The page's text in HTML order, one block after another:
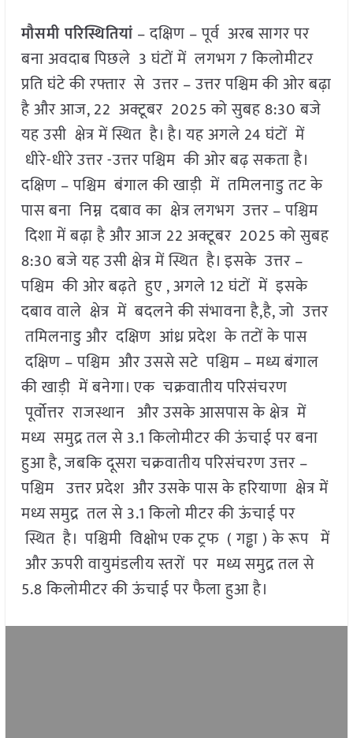
मौसमी परिस्थितियां– दक्षिण – पूर्व अरब सागर पर
बना अवदाब पिछले 3 घंटों में लगभग 7 किलोमीटर
प्रति घंटे की रफ्तार से उत्तर – उत्तर पश्चिम की ओर बढ़ा
है और आज, 22 अक्टूबर 2025 को सुबह 8:30 बजे
यह उसी क्षेत्र में स्थित है। है। यह अगले 24 घंटों में
धीरे-धीरे उत्तर -उत्तर पश्चिम की ओर बढ़ सकता है।
दक्षिण – पश्चिम बंगाल की खाड़ी में तमिलनाडु तट के
पास बना निम्न दबाव का क्षेत्र लगभग उत्तर – पश्चिम
दिशा में बढ़ा है और आज 22 अक्टूबर 2025 को सुबह
8:30 बजे यह उसी क्षेत्र में स्थित है। इसके उत्तर –
पश्चिम की ओर बढ़ते हुए , अगले 12 घंटों में इसके
दबाव वाले क्षेत्र में बदलने की संभावना है,है, जो उत्तर
तमिलनाडु और दक्षिण आंध्र प्रदेश के तटों के पास
दक्षिण – पश्चिम और उससे सटे पश्चिम – मध्य बंगाल
की खाड़ी में बनेगा। एक चक्रवातीय परिसंचरण
पूर्वोत्तर राजस्थान और उसके आसपास के क्षेत्र में
मध्य समुद्र तल से 3.1 किलोमीटर की ऊंचाई पर बना
हुआ है, जबकि दूसरा चक्रवातीय परिसंचरण उत्तर –
पश्चिम उत्तर प्रदेश और उसके पास के हरियाणा क्षेत्र में
मध्य समुद्र तल से 3.1 किलो मीटर की ऊंचाई पर
स्थित है। पश्चिमी विक्षोभ एक ट्रफ ( गड्ढा ) के रूप में
और ऊपरी वायुमंडलीय स्तरों पर मध्य समुद्र तल से
5.8 किलोमीटर की ऊंचाई पर फैला हुआ है।